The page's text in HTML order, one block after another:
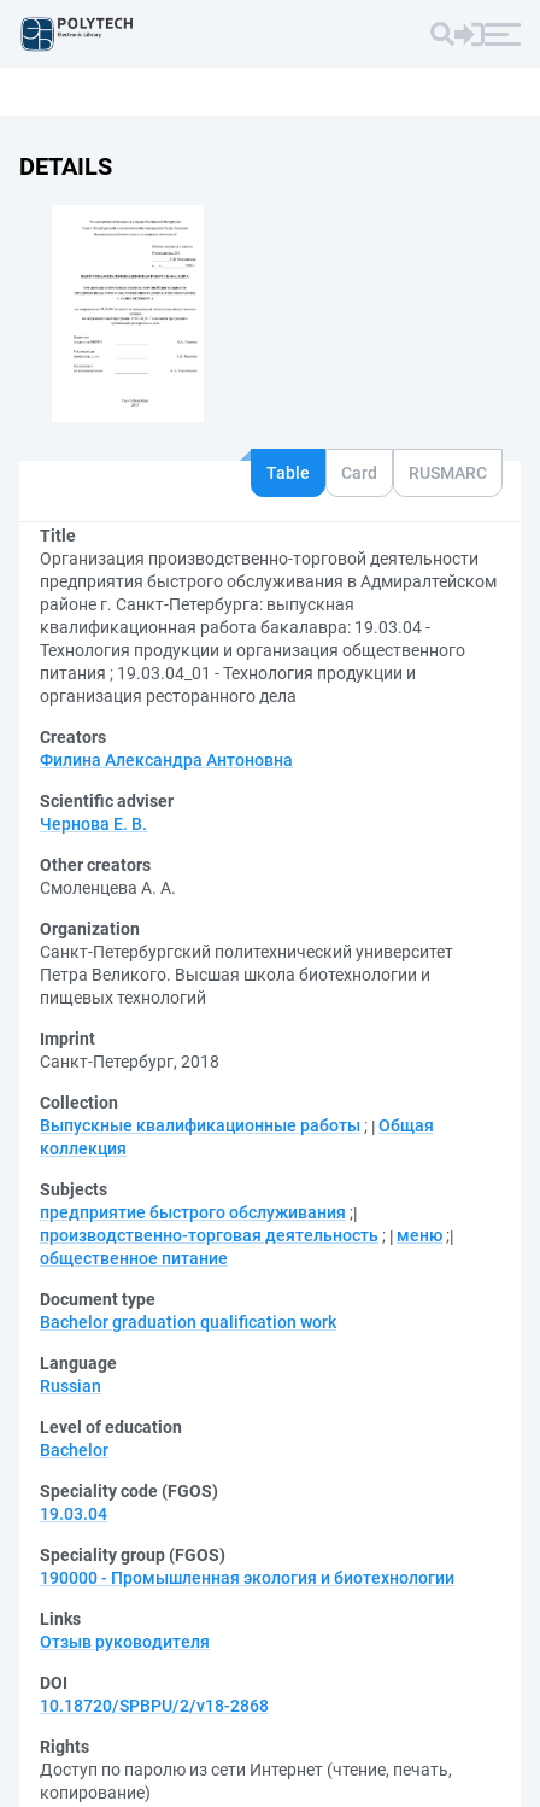
DETAILS
Table Card RUSMARC
Title
Организация производственно-торговой деятельности
предприятия быстрого обслуживания в Адмиралтейском
районе г. Санкт-Петербурга: выпускная
квалификационная работа бакалавра: 19.03.04 -
Технология продукции и организация общественного
питания ; 19.03.04_01 - Технология продукции и
организация ресторанного дела
Creators
Филина Александра Антоновна
Scientific adviser
Чернова Е. В.
Other creators
Смоленцева А. А.
Organization
Санкт-Петербургский политехнический университет
Петра Великого. Высшая школа биотехнологии и
пищевых технологий
Imprint
Санкт-Петербург, 2018
Collection
Выпускные квалификационные работы ; Общая
коллекция
Subjects
предприятие быстрого обслуживания ;
производственно-торговая деятельность ; меню ;
общественное питание
Document type
Bachelor graduation qualification work
Language
Russian
Level of education
Bachelor
Speciality code (FGOS)
19.03.04
Speciality group (FGOS)
190000 - Промышленная экология и биотехнологии
Links
Отзыв руководителя
DOI
10.18720/SPBPU/2/v18-2868
Rights
Доступ по паролю из сети Интернет (чтение, печать,
копирование)